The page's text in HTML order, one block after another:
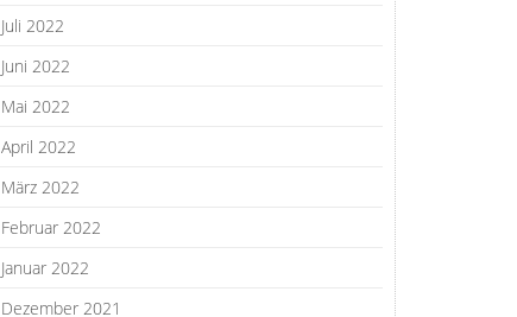
Juli 2022
Juni 2022
Mai 2022
April 2022
März 2022
Februar 2022
Januar 2022
Dezember 2021